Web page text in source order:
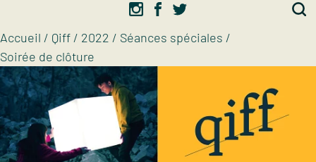
Accueil / Qiff / 2022 / Séances spéciales /
Soirée de clôture